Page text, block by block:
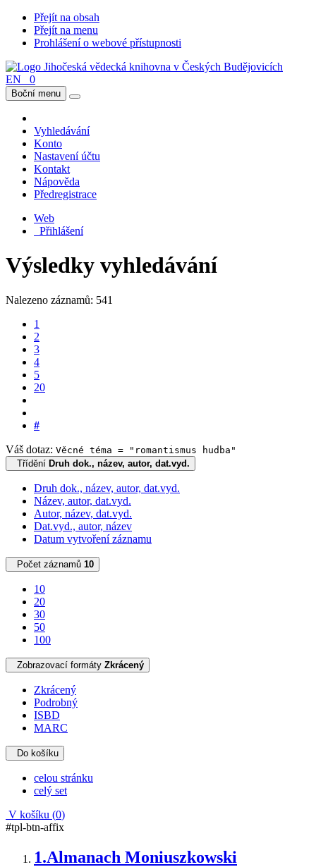
Přejít na obsah
Přejít na menu
Prohlášení o webové přístupnosti
EN 0
Boční menu
Vyhledávání
Konto
Nastavení účtu
Kontakt
Nápověda
Předregistrace
Web
Přihlášení
Výsledky vyhledávání
Nalezeno záznamů: 541
1
2
3
4
5
20
#
Váš dotaz: Věcné téma = "romantismus hudba"
Třídění Druh dok., název, autor, dat.vyd.
Druh dok., název, autor, dat.vyd.
Název, autor, dat.vyd.
Autor, název, dat.vyd.
Dat.vyd., autor, název
Datum vytvoření záznamu
Počet záznamů 10
10
20
30
50
100
Zobrazovací formáty Zkrácený
Zkrácený
Podrobný
ISBD
MARC
Do košíku
celou stránku
celý set
V košíku (0)
#tpl-btn-affix
1.Almanach Moniuszkowski